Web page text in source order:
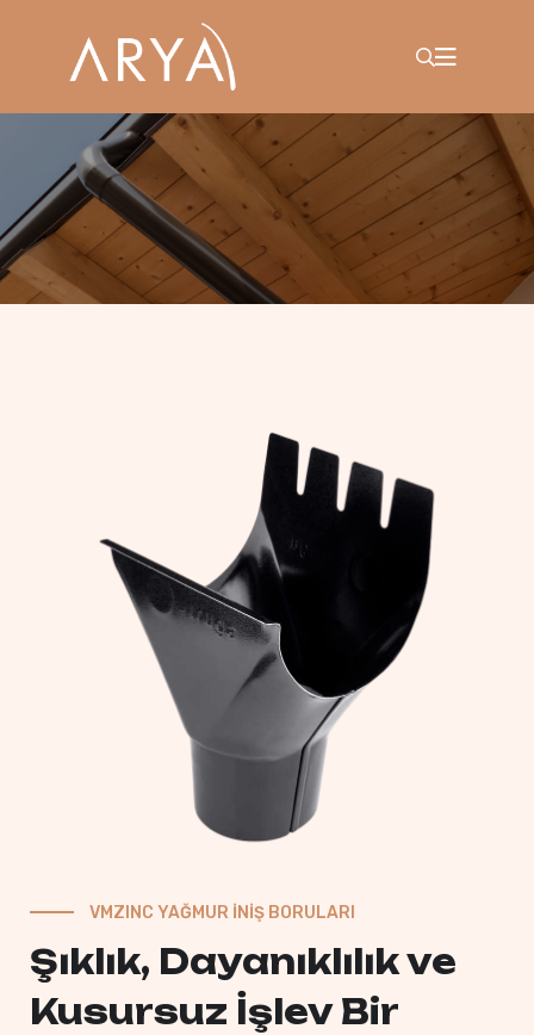
VMZINC YAĞMUR İNIŞ BORULARI
Şıklık, Dayanıklılık ve
Kusursuz İşlev Bir